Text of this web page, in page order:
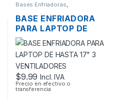
Bases Enfriadoras,
Computación
BASE ENFRIADORA
PARA LAPTOP DE
HASTA 17″ 3
VENTILADORES
$9.99 Incl. IVA
Precio en efectivo o
transferencia